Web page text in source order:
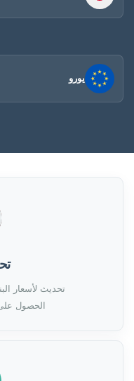
يورو
تحديث لأسعار
الحصول